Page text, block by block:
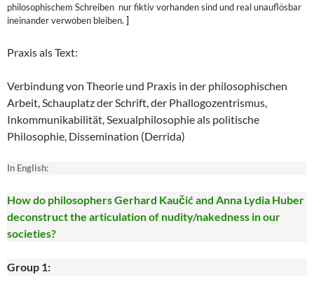
philosophischem Schreiben nur fiktiv vorhanden sind und real unauflösbar
ineinander verwoben bleiben. ]
Praxis als Text:
Verbindung von Theorie und Praxis in der philosophischen
Arbeit, Schauplatz der Schrift, der Phallogozentrismus,
Inkommunikabilität, Sexualphilosophie als politische
Philosophie, Dissemination (Derrida)
In English:
How do philosophers Gerhard Kaučić and Anna Lydia Huber
deconstruct the articulation of nudity/nakedness in our
societies?
Group 1: